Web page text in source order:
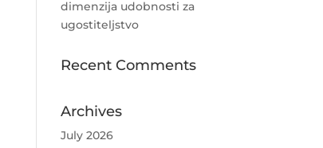
dimenzija udobnosti za
ugostiteljstvo
Recent Comments
Archives
July 2026